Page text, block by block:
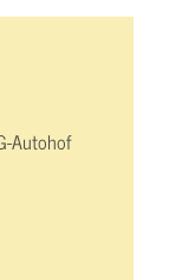
Autohof